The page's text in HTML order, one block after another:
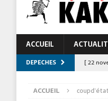
ACCUEIL
DEPECHES [ 22
[ 7
ACCUEIL